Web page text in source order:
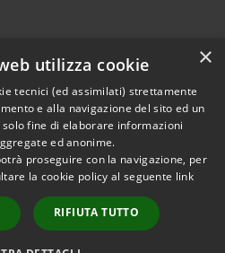
Copyright © 2026 • Comune di
Corropoli • Powered by
Municipium•
Accesso
redazione
×
utilizza cookie
tecnici (ed assimilati) strettamente
e alla navigazione del sito ed un
fine di elaborare informazioni
ed anonime.
proseguire con la navigazione, per
la cookie policy al seguente link
RIFIUTA TUTTO